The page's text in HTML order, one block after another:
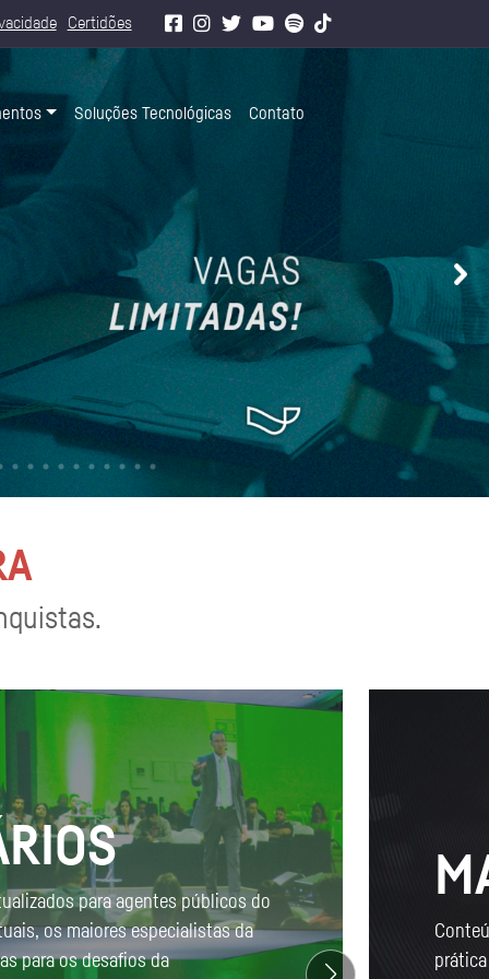
Certidões
Soluções Tecnológicas Contato
para agentes públicos do
os maiores especialistas da
para os desafios da